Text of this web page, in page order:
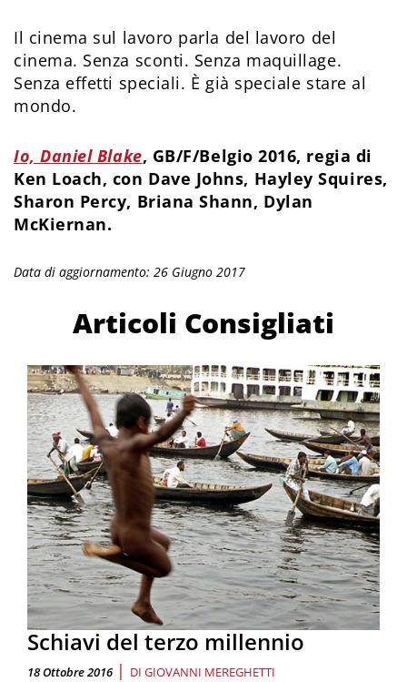
Il cinema sul lavoro parla del lavoro del
cinema. Senza sconti. Senza maquillage.
Senza effetti speciali. È già speciale stare al
mondo.
Io, Daniel Blake, GB/F/Belgio 2016, regia di
Ken Loach, con Dave Johns, Hayley Squires,
Sharon Percy, Briana Shann, Dylan
McKiernan.
Data di aggiornamento: 26 Giugno 2017
Articoli Consigliati
Schiavi del terzo millennio
18 Ottobre 2016 | DI GIOVANNI MEREGHETTI